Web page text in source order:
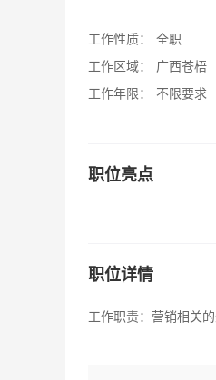
工作性质：
全职
工作区域：
广西苍梧
工作年限：
不限要求
职位亮点
职位详情
工作职责：营销相关